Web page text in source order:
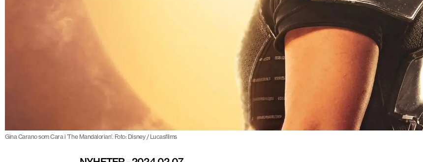
Gina Carano som Cara i ’The Mandalorian’. Foto: Disney / Lucasfilms